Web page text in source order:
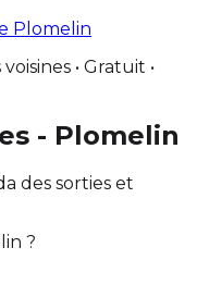
Plomelin
• Gratuit •
- Plomelin
des sorties et
?